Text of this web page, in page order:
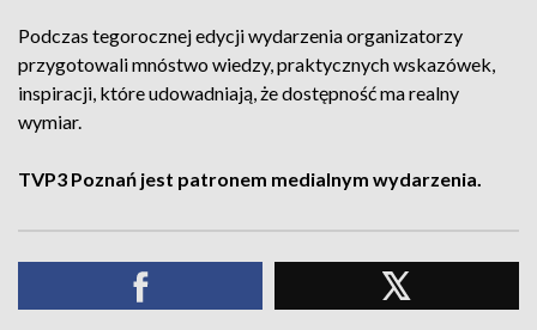
Podczas tegorocznej edycji wydarzenia organizatorzy
przygotowali mnóstwo wiedzy, praktycznych wskazówek,
inspiracji, które udowadniają, że dostępność ma realny
wymiar.
TVP3 Poznań jest patronem medialnym wydarzenia.